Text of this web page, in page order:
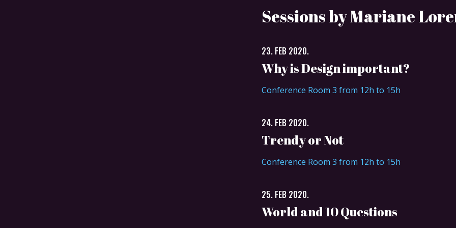
Sessions by Mariane
23. FEB 2020.
Why is Design important?
Conference Room 3 from 12h to 15h
24. FEB 2020.
Trendy or Not
Conference Room 3 from 12h to 15h
25. FEB 2020.
World and 10 Questions